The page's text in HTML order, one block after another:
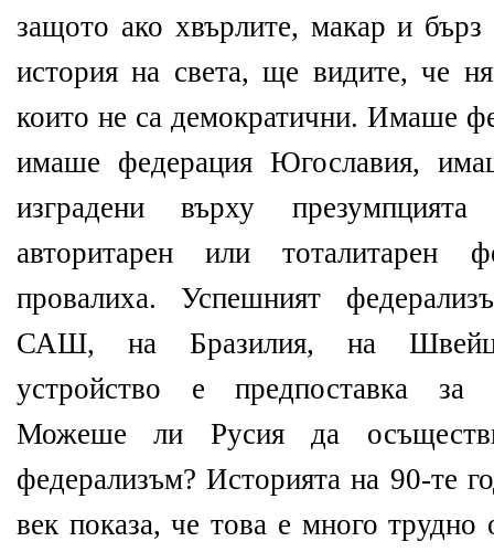
защото ако хвърлите, макар и бърз
история на света, ще видите, че
които не са демократични. Имаше
имаше федерация Югославия,
изградени върху
авторитарен или тоталитарен
провалиха. Успешният
САШ, на Бразилия, на
устройство е предпоставка за
Можеше ли Русия да
федерализъм? Историята на 90-те
век показа, че това е много